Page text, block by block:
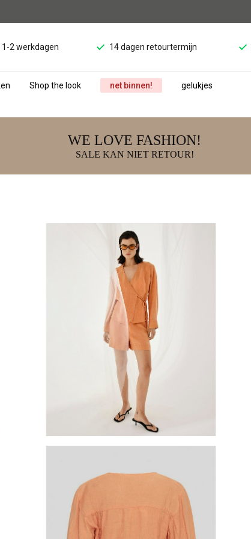
1-2 werkdagen 14 dagen retourtermijn
Shop the look net binnen! gelukjes
WE LOVE FASHION!
SALE KAN NIET RETOUR!